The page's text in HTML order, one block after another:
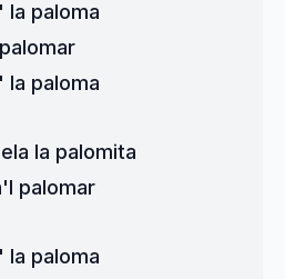
la paloma
palomar
la paloma
la palomita
palomar
la paloma